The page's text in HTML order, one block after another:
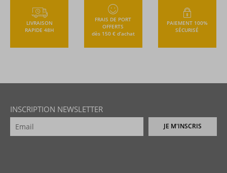
LIVRAISON
RAPIDE 48H
FRAIS DE PORT
OFFERTS
dès 150 € d’achat
PAIEMENT 100%
SÉCURISÉ
INSCRIPTION NEWSLETTER
JE M'INSCRIS